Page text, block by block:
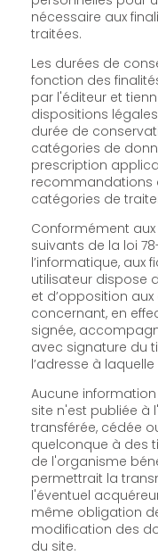
nécessaire aux
traitées.
Les durées de
fonction des
par l'éditeur et tiennent notamment compte des
dispositions
durée de conservation précise pour certaines
catégories de
prescription
recommandations
catégories de
Conformément
suivants de la loi 78-17
l’informatique, aux
utilisateur dispose d’un
et d’opposition
concernant, en
signée, accompagnée d’une copie du titre d’identité
avec signature du
l’adresse
Aucune
site n'est publiée à l'insu
transférée, cédée
quelconque à des
de l'organisme bénéficiaire et de ses droits
permettrait la
l'éventuel acquéreur qui serait à son tour tenu de
même obligation
modification des
du site.